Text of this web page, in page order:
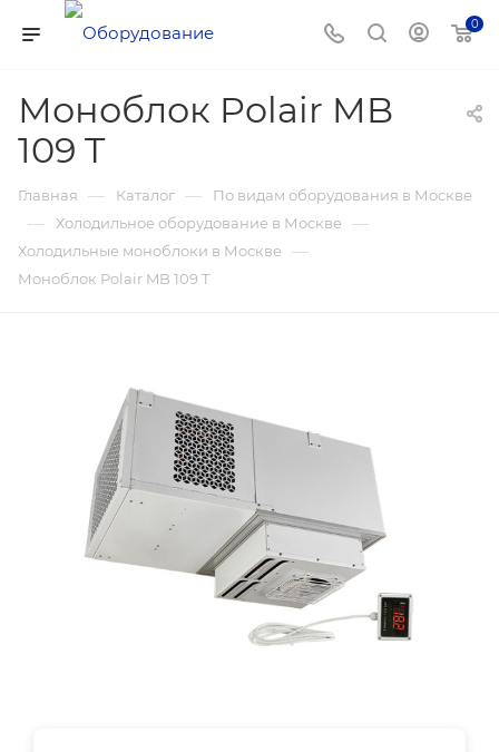
0
Моноблок Polair MB
109 T
Главная — Каталог — По видам оборудования в Москве
— Холодильное оборудование в Москве —
Холодильные моноблоки в Москве —
Моноблок Polair MB 109 T